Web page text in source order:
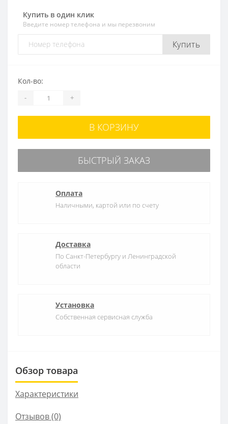
Купить в один клик
Введите номер телефона и мы перезвоним
Купить
Кол-во:
- +
В КОРЗИНУ
БЫСТРЫЙ ЗАКАЗ
Оплата
Наличными, картой или по счету
Доставка
По Санкт-Петербургу и Ленинградской
области
Установка
Собственная сервисная служба
Обзор товара
Характеристики
Отзывов (0)